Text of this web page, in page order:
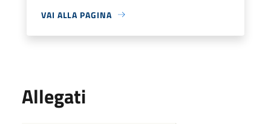
VAI ALLA PAGINA
Allegati